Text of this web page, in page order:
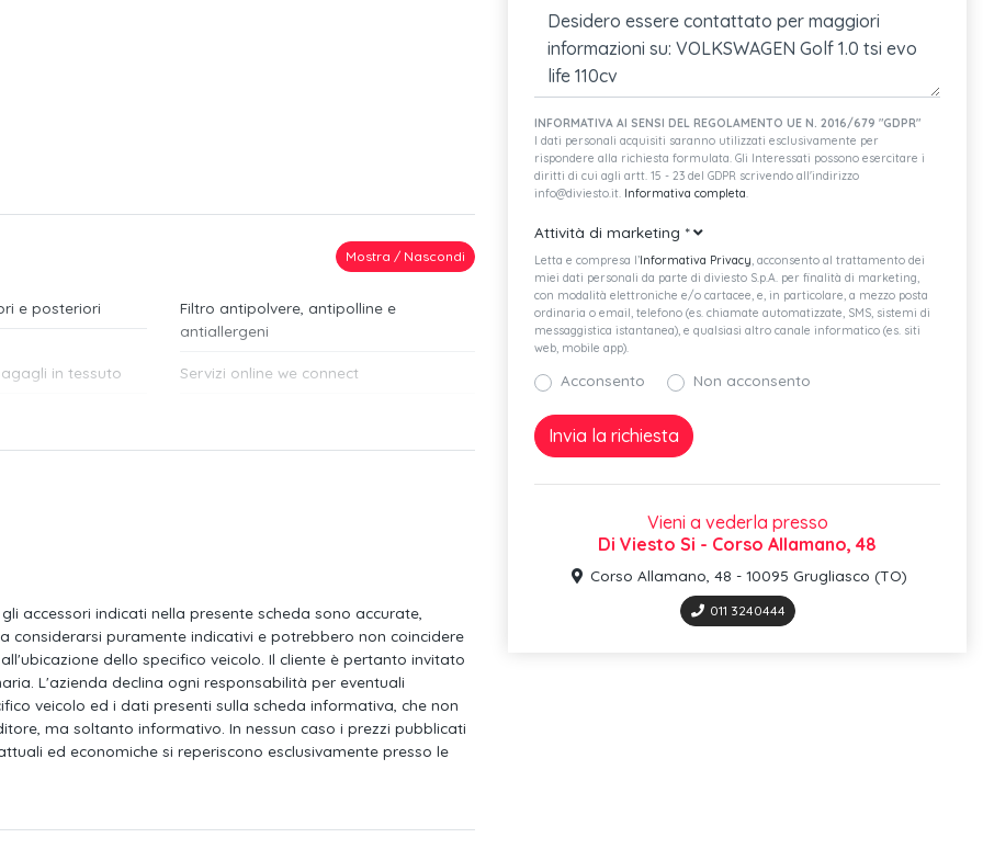
Mostra / Nascondi
e posteriori
Filtro antipolvere, antipolline e
antiallergeni
in tessuto Servizi online we connect
10.25"
nel vano bagagli Paraurti verniciati nel colore carrozzeria
esterni e maniglie
carrozzeria
Gruppi ottici posteriori a tecnologia led
con
della velocità
Tyre pressure monitoring tpms
collisione
Freno di stazionamento elettronico con
accessori indicati nella presente scheda sono accurate,
puramente indicativi e potrebbero non coincidere
dello specifico veicolo. Il cliente è pertanto invitato
L'azienda declina ogni responsabilità per eventuali
veicolo ed i dati presenti sulla scheda informativa, che non
ma soltanto informativo. In nessun caso i prezzi pubblicati
ed economiche si reperiscono esclusivamente presso le
INFORMATIVA AI SENSI DEL REGOLAMENTO UE N. 2016/679 "GDPR"
I dati personali acquisiti saranno utilizzati esclusivamente per
rispondere alla richiesta formulata. Gli Interessati possono esercitare i
diritti di cui agli artt. 15 - 23 del GDPR scrivendo all'indirizzo
info@diviesto.it. Informativa completa.
Attività di marketing *
Letta e compresa l’Informativa Privacy, acconsento al trattamento dei
miei dati personali da parte di diviesto S.p.A. per finalità di marketing,
con modalità elettroniche e/o cartacee, e, in particolare, a mezzo posta
ordinaria o email, telefono (es. chiamate automatizzate, SMS, sistemi di
messaggistica istantanea), e qualsiasi altro canale informatico (es. siti
web, mobile app).
Acconsento Non acconsento
Vieni a vederla presso
Di Viesto Si - Corso Allamano, 48
Corso Allamano, 48 - 10095 Grugliasco (TO)
011 3240444